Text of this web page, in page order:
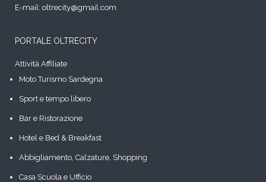
E-mail: oltrecity@gmail.com
PORTALE OLTRECITY
Attività Affiliate
Moto Turismo Sardegna
Sport e tempo libero
Bar e Ristorazione
Hotel e Bed & Breakfast
Abbigliamento, Calzature, Shopping
Casa Scuola e Ufficio